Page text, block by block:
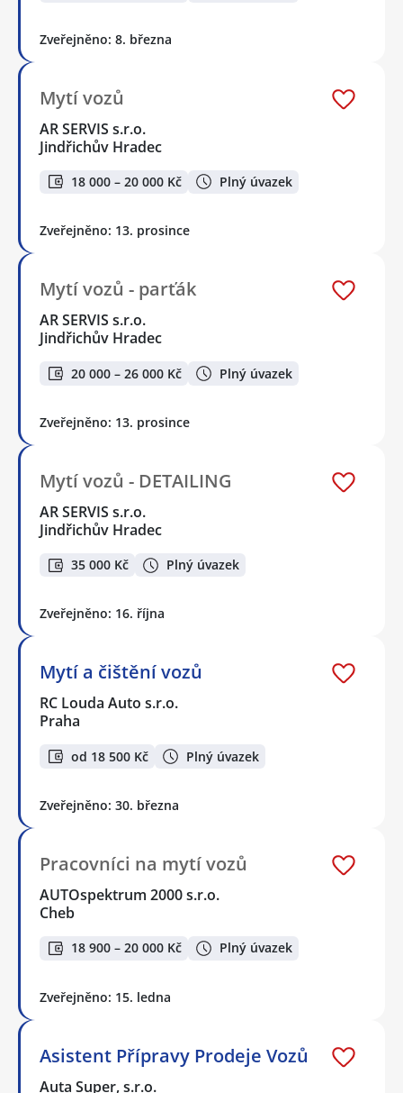
Zveřejněno: 8. března
Mytí vozů
AR SERVIS s.r.o.
Jindřichův Hradec
18 000 – 20 000 Kč Plný úvazek
Zveřejněno: 13. prosince
Mytí vozů - parťák
AR SERVIS s.r.o.
Jindřichův Hradec
20 000 – 26 000 Kč Plný úvazek
Zveřejněno: 13. prosince
Mytí vozů - DETAILING
AR SERVIS s.r.o.
Jindřichův Hradec
35 000 Kč Plný úvazek
Zveřejněno: 16. října
Mytí a čištění vozů
RC Louda Auto s.r.o.
Praha
od 18 500 Kč Plný úvazek
Zveřejněno: 30. března
Pracovníci na mytí vozů
AUTOspektrum 2000 s.r.o.
Cheb
18 900 – 20 000 Kč Plný úvazek
Zveřejněno: 15. ledna
Asistent Přípravy Prodeje Vozů
Auta Super, s.r.o.